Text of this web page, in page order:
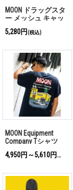
MOON ドラッグスタ
ー メッシュ キャッ
5,280円 (税込)
MOON Equipment
Company Tシャツ
4,950円～5,610円
(税込)